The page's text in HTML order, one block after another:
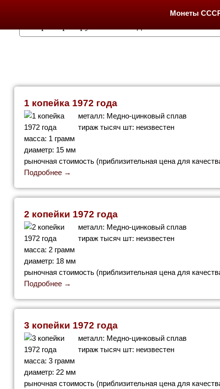
Монеты
1 копейка 1972 года
металл: Медно-цинковый сплав
тираж тысяч шт: неизвестен
масса: 1 грамм
диаметр: 15 мм
рыночная стоимость (приблизительная цена для
Подробнее →
2 копейки 1972 года
металл: Медно-цинковый сплав
тираж тысяч шт: неизвестен
масса: 2 грамм
диаметр: 18 мм
рыночная стоимость (приблизительная цена для
Подробнее →
3 копейки 1972 года
металл: Медно-цинковый сплав
тираж тысяч шт: неизвестен
масса: 3 грамм
диаметр: 22 мм
рыночная стоимость (приблизительная цена для